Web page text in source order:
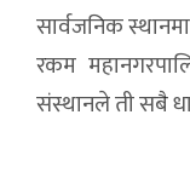
सार्वजनिक
रकम
संस्थानले ती सबै